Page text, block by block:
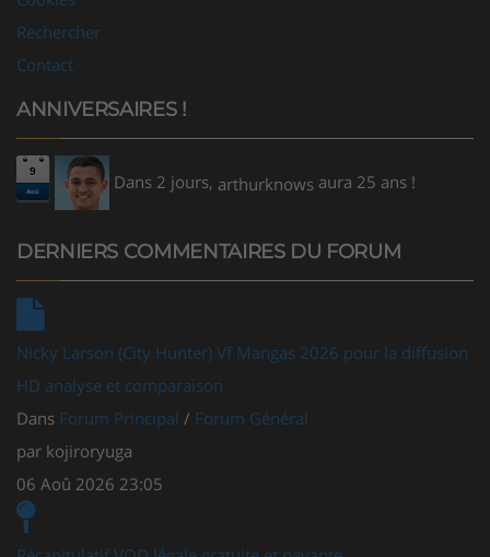
9
Aoû
Nicky Larson (City Hunter) Vf Mangas 2026 pour la diffusion
HD analyse et comparaison
Forum Principal
06 Aoû 2026 23:05
Récapitulatif VOD légale gratuite et payante